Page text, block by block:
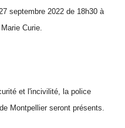
septembre 2022 de 18h30 à
Curie.
et l'incivilité, la police
Montpellier seront présents.